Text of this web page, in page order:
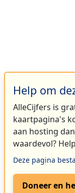
Help om
AlleCijfers is
kaartpagina's
aan hosting
waardevol?
Deze pagina
Doneer en